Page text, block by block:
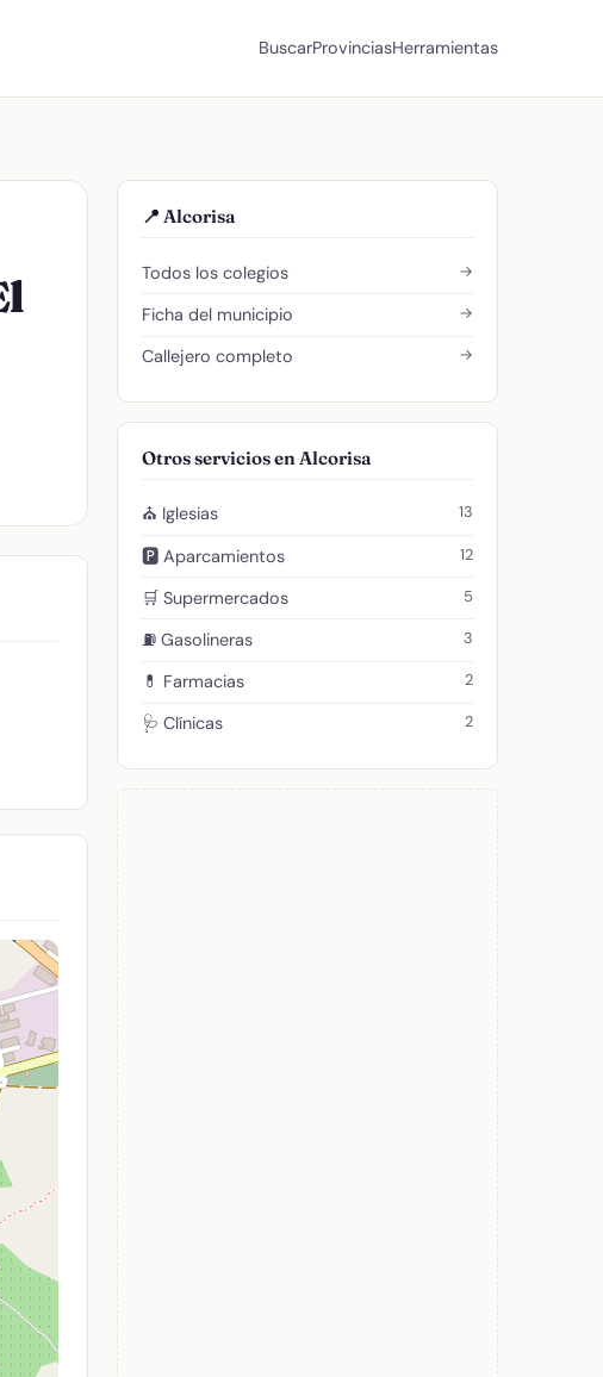
BuscarProvinciasHerramientas
📍 Alcorisa
Todos los colegios →
Ficha del municipio →
Callejero completo →
Otros servicios en Alcorisa
⛪ Iglesias 13
🅿️ Aparcamientos 12
🛒 Supermercados 5
⛽ Gasolineras 3
💊 Farmacias 2
🩺 Clínicas 2